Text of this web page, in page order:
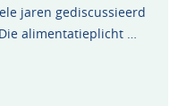
jaren gediscussieerd
alimentatieplicht …